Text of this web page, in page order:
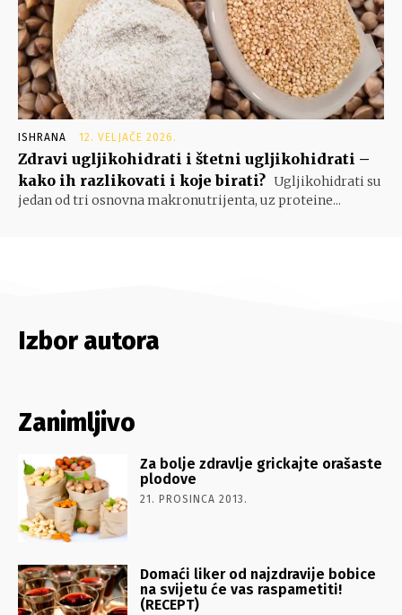
ISHRANA 12. VELJAČE 2026.
Zdravi ugljikohidrati i štetni ugljikohidrati –
kako ih razlikovati i koje birati? Ugljikohidrati su
jedan od tri osnovna makronutrijenta, uz proteine...
Izbor autora
Zanimljivo
Za bolje zdravlje grickajte orašaste
plodove
21. PROSINCA 2013.
Domaći liker od najzdravije bobice
na svijetu će vas raspametiti!
(RECEPT)